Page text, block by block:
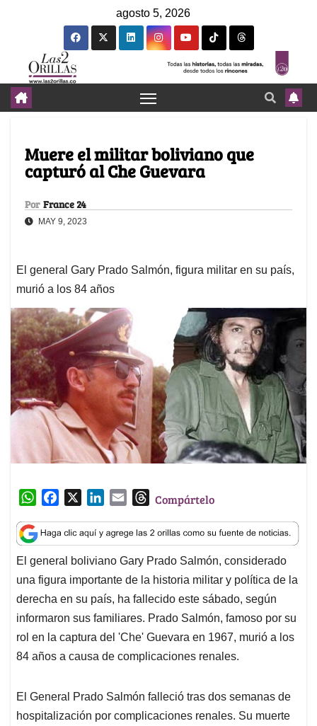
agosto 5, 2026
Muere el militar boliviano que
capturó al Che Guevara
Por France 24
MAY 9, 2023
El general Gary Prado Salmón, figura militar en su país,
murió a los 84 años
W
a
t
s
A
p
p
c
e
b
o
o
k
n
k
e
d
I
n
a
i
l
T
r
e
a
d
s
Compártelo
El general boliviano Gary Prado Salmón, considerado
una figura importante de la historia militar y política de la
derecha en su país, ha fallecido este sábado, según
informaron sus familiares. Prado Salmón, famoso por su
rol en la captura del 'Che' Guevara en 1967, murió a los
84 años a causa de complicaciones renales.
El General Prado Salmón falleció tras dos semanas de
hospitalización por complicaciones renales. Su muerte